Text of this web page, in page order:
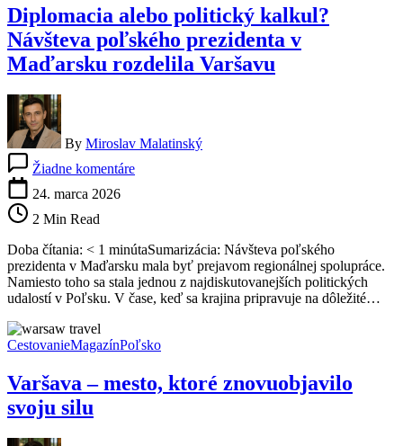
Diplomacia alebo politický kalkul?
Návšteva poľského prezidenta v
Maďarsku rozdelila Varšavu
By Miroslav Malatinský
Žiadne komentáreDiplomacia
poľského
prezidenta
v
Maďarsku
Varšavu
24. marca 2026
2 Min Read
Doba čítania: < 1 minútaSumarizácia: Návšteva poľského
prezidenta v Maďarsku mala byť prejavom regionálnej spolupráce.
Namiesto toho sa stala jednou z najdiskutovanejších politických
udalostí v Poľsku. V čase, keď sa krajina pripravuje na dôležité…
CestovanieMagazínPoľsko
Varšava – mesto, ktoré znovuobjavilo
svoju silu